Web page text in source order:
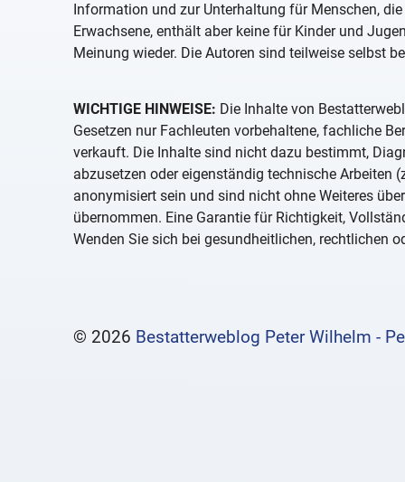
Information und zur Unterhaltung für Menschen,
Erwachsene, enthält aber keine für Kinder und
Meinung wieder. Die Autoren sind teilweise selbst
WICHTIGE HINWEISE: Die Inhalte von
Gesetzen nur Fachleuten vorbehaltene, fachliche
verkauft. Die Inhalte sind nicht dazu bestimmt,
abzusetzen oder eigenständig technische Arbeiten
anonymisiert sein und sind nicht ohne Weiteres
übernommen. Eine Garantie für Richtigkeit,
Wenden Sie sich bei gesundheitlichen, rechtlichen
© 2026 Bestatterweblog Peter Wilhelm -